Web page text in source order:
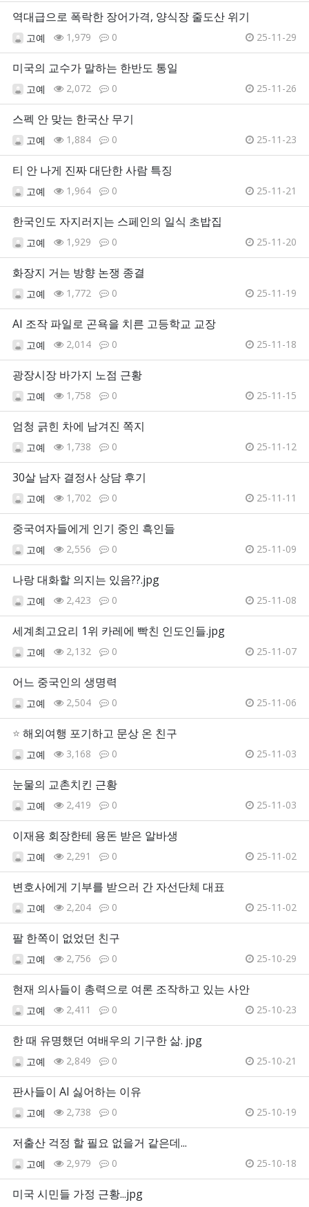
역대급으로 폭락한 장어가격, 양식장 줄도산 위기
고예 1,979 0 25-11-29
미국의 교수가 말하는 한반도 통일
고예 2,072 0 25-11-26
스펙 안 맞는 한국산 무기
고예 1,884 0 25-11-23
티 안 나게 진짜 대단한 사람 특징
고예 1,964 0 25-11-21
한국인도 자지러지는 스페인의 일식 초밥집
고예 1,929 0 25-11-20
화장지 거는 방향 논쟁 종결
고예 1,772 0 25-11-19
AI 조작 파일로 곤욕을 치른 고등학교 교장
고예 2,014 0 25-11-18
광장시장 바가지 노점 근황
고예 1,758 0 25-11-15
엄청 긁힌 차에 남겨진 쪽지
고예 1,738 0 25-11-12
30살 남자 결정사 상담 후기
고예 1,702 0 25-11-11
중국여자들에게 인기 중인 흑인들
고예 2,556 0 25-11-09
나랑 대화할 의지는 있음??.jpg
고예 2,423 0 25-11-08
세계최고요리 1위 카레에 빡친 인도인들.jpg
고예 2,132 0 25-11-07
어느 중국인의 생명력
고예 2,504 0 25-11-06
⭐ 해외여행 포기하고 문상 온 친구
고예 3,168 0 25-11-03
눈물의 교촌치킨 근황
고예 2,419 0 25-11-03
이재용 회장한테 용돈 받은 알바생
고예 2,291 0 25-11-02
변호사에게 기부를 받으러 간 자선단체 대표
고예 2,204 0 25-11-02
팔 한쪽이 없었던 친구
고예 2,756 0 25-10-29
현재 의사들이 총력으로 여론 조작하고 있는 사안
고예 2,411 0 25-10-23
한 때 유명했던 여배우의 기구한 삶. jpg
고예 2,849 0 25-10-21
판사들이 AI 싫어하는 이유
고예 2,738 0 25-10-19
저출산 걱정 할 필요 없을거 같은데...
고예 2,979 0 25-10-18
미국 시민들 가정 근황...jpg